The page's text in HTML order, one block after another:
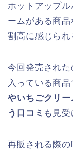
ホットアップ
ームがある商
割高に感じられ
今回発売され
入っている商
やいちごクリ
う口コミ も見受
再販される際の